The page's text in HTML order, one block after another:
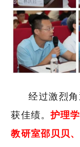
经过激烈
获佳绩。护理
教研室邵贝贝